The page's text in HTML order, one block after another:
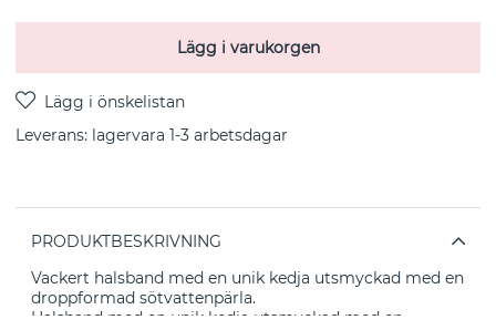
Lägg i varukorgen
Leverans: lagervara 1-3 arbetsdagar
PRODUKTBESKRIVNING
Vackert halsband med en unik kedja utsmyckad med en
droppformad sötvattenpärla.
Halsband med en unik kedja utsmyckad med en